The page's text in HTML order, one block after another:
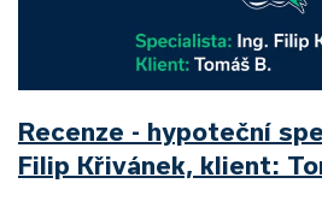
Recenze - hypoteční
Filip Křivánek, klient: